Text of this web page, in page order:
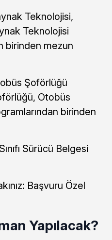
Teknolojisi,
Teknolojisi
birinden mezun
Şoförlüğü
Otobüs
birinden
Sürücü Belgesi
Başvuru Özel
Yapılacak?